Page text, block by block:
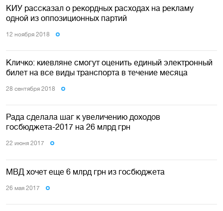
КИУ рассказал о рекордных расходах на рекламу
одной из оппозиционных партий
12 ноября 2018
Кличко: киевляне смогут оценить единый электронный
билет на все виды транспорта в течение месяца
28 сентября 2018
Рада сделала шаг к увеличению доходов
госбюджета-2017 на 26 млрд грн
22 июня 2017
МВД хочет еще 6 млрд грн из госбюджета
26 мая 2017